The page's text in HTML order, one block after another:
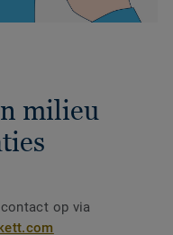
milieu
op via